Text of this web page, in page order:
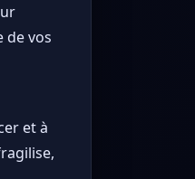
de vos
et à